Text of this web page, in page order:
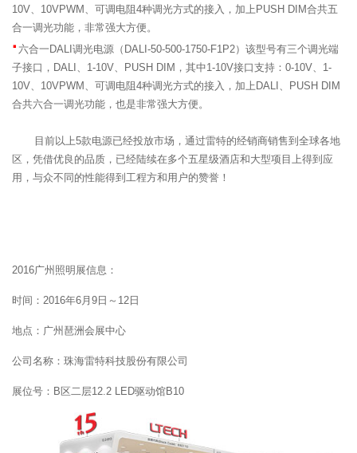
10V、10VPWM、可调电阻4种调光方式的接入，加上PUSH DIM合共五
合一调光功能，非常强大方便。
· 六合一DALI调光电源（DALI-50-500-1750-F1P2）该型号有三个调光端
子接口，DALI、1-10V、PUSH DIM，其中1-10V接口支持：0-10V、1-
10V、10VPWM、可调电阻4种调光方式的接入，加上DALI、PUSH DIM
合共六合一调光功能，也是非常强大方便。
目前以上5款电源已经投放市场，通过雷特的经销商销售到全球各地
区，凭借优良的品质，已经陆续在多个五星级酒店和大型项目上得到应
用，与众不同的性能得到工程方和用户的赞誉！
2016广州照明展信息：
时间：2016年6月9日～12日
地点：广州琶洲会展中心
公司名称：珠海雷特科技股份有限公司
展位号：B区二层12.2 LED驱动馆B10